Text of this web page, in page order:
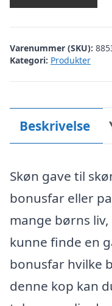
Varenummer (SKU):
Kategori: Produkter
Beskrivelse
Skøn gave til
bonusfar eller
mange børns
kunne finde en
bonusfar hvilke
denne kop kan